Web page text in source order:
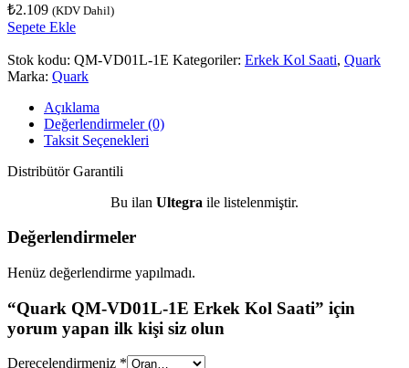
₺2.109 (KDV Dahil)
Sepete Ekle
Stok kodu: QM-VD01L-1E Kategoriler: Erkek Kol Saati, Quark
Marka: Quark
Açıklama
Değerlendirmeler (0)
Taksit Seçenekleri
Distribütör Garantili
Bu ilan Ultegra ile listelenmiştir.
Değerlendirmeler
Henüz değerlendirme yapılmadı.
“Quark QM-VD01L-1E Erkek Kol Saati” için
yorum yapan ilk kişi siz olun
Derecelendirmeniz *